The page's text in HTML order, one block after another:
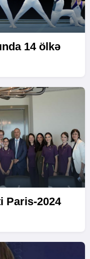
14 ölkə
Paris-2024